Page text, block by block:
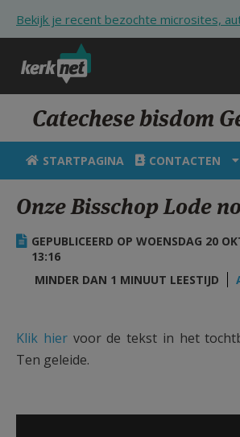
Bekijk je recent bezochte microsites,
STARTPAGINA
KERK
VIERINGEN
SHOP
ZOEKEN
HULP
MIJN PAROCHIE
Catechese bisdom
STARTPAGINA CONTACTEN
Onze Bisschop Lode
GEPUBLICEERD OP WOENSDAG 20
13:16
MINDER DAN 1 MINUUT LEESTIJD
Klik hiervoor de tekst in het
Ten geleide.